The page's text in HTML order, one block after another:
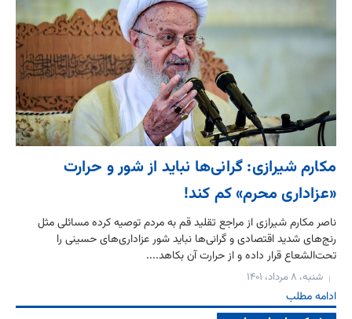
مکارم شیرازی: گرانی‌ها نباید از شور و حرارت
«عزاداری محرم» کم کند!
ناصر مکارم شیرازی از مراجع تقلید قم به مردم توصیه کرده مسائلی مثل
رنج‌های شدید اقتصادی و گرانی‌ها نباید شور عزاداری‌های حسینی را
تحت‌الشعاع قرار داده و از حرارت آن بکاهد....
شنبه، ۸ مرداد، ۱۴۰۱
ادامه مطلب